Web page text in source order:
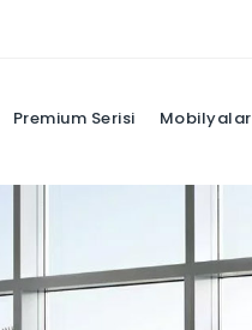
Premium Serisi Mobilyalar